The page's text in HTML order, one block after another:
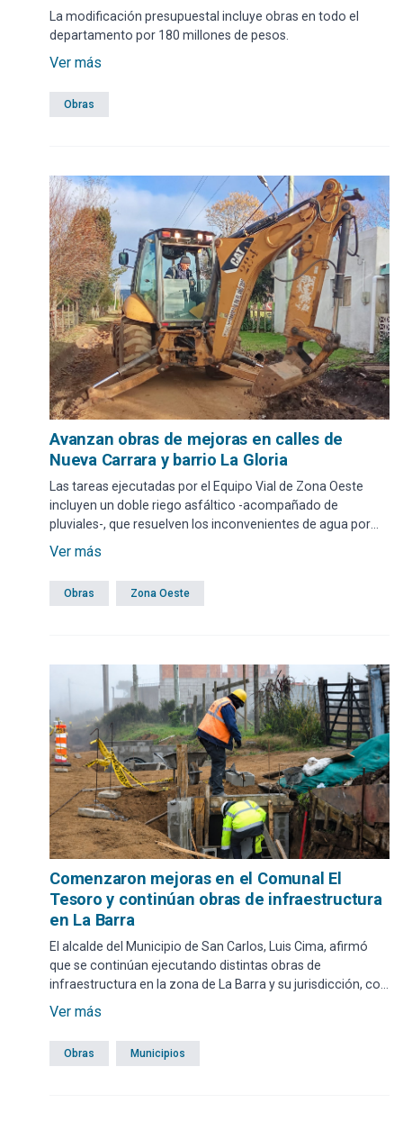
La modificación presupuestal incluye obras en todo el
departamento por 180 millones de pesos.
Ver más
Obras
Avanzan obras de mejoras en calles de
Nueva Carrara y barrio La Gloria
Las tareas ejecutadas por el Equipo Vial de Zona Oeste
incluyen un doble riego asfáltico -acompañado de
pluviales-, que resuelven los inconvenientes de agua por
causa de abundantes lluvias.
Ver más
Obras Zona Oeste
Comenzaron mejoras en el Comunal El
Tesoro y continúan obras de infraestructura
en La Barra
El alcalde del Municipio de San Carlos, Luis Cima, afirmó
que se continúan ejecutando distintas obras de
infraestructura en la zona de La Barra y su jurisdicción, con
el objetivo de mejorar los espacios públicos y los servicios
Ver más
Obras Municipios